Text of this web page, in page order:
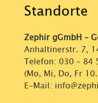
Standorte
Zephir gGmbH –
Anhaltinerstr. 7,
Telefon: 030 – 84
(Mo, Mi, Do, Fr
E-Mail: